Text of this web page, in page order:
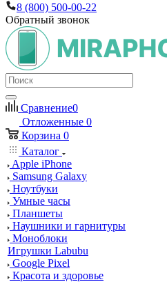
8 (800) 500-00-22
Обратный звонок
Сравнение0
Отложенные 0
Корзина 0
Каталог
Apple iPhone
Samsung Galaxy
Ноутбуки
Умные часы
Планшеты
Наушники и гарнитуры
Моноблоки
Игрушки Labubu
Google Pixel
Красота и здоровье